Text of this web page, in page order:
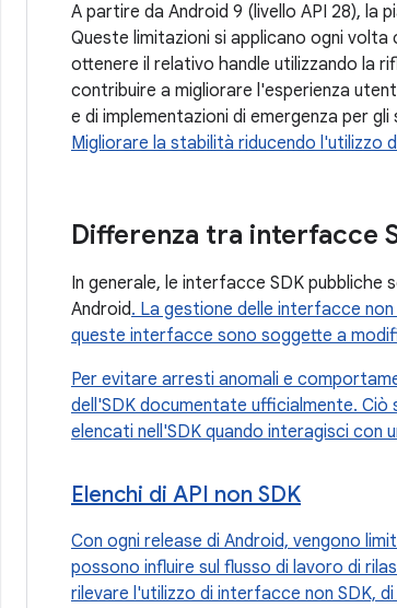
A partire da Android 9 (livello API 28), la
Queste limitazioni si applicano ogni
ottenere il relativo handle utilizzando la
contribuire a migliorare l'esperienza
e di implementazioni di emergenza per
Migliorare la stabilità riducendo l'utilizzo
Differenza tra interfacce
In generale, le interfacce SDK
Android. La gestione delle interfacce
queste interfacce sono soggette a
Per evitare arresti anomali e
dell'SDK documentate ufficialmente. Ciò
elencati nell'SDK quando interagisci con
Elenchi di API non SDK
Con ogni release di Android, vengono
possono influire sul flusso di lavoro di
rilevare l'utilizzo di interfacce non SDK,